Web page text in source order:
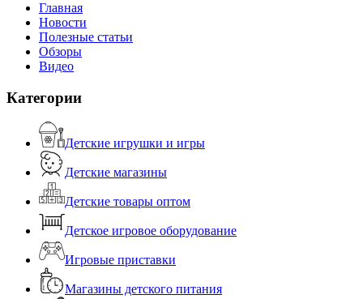
Главная
Новости
Полезные статьи
Обзоры
Видео
Категории
Детские игрушки и игры
Детские магазины
Детские товары оптом
Детское игровое оборудование
Игровые приставки
Магазины детского питания